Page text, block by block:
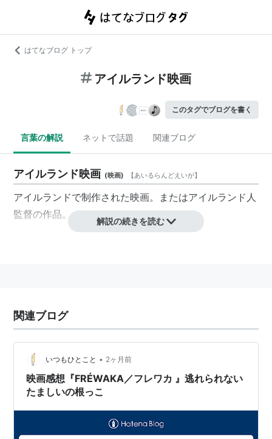
はてなブログ トップ
アイルランド映画
このタグでブログを書く
言葉の解説 ネットで話題 関連ブログ
アイルランド映画 (映画) 【あいるらんどえいが】
アイルランドで制作された映画。またはアイルランド人
監督の作品。
解説の続きを読む
関連ブログ
いつもひとこと • 2ヶ月前
映画感想『FRÉWAKA／フレワカ 』逃れられない
たましいの根っこ